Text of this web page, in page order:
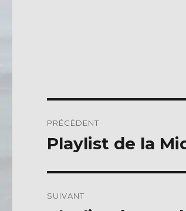
de
PRÉCÉDENT
Publication
Playlist de la
SUIVANT